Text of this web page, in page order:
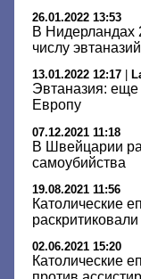
26.01.2022 13:53
В Нидерландах
числу эвтаназий
13.01.2022 12:17
Эвтаназия:
Европу
07.12.2021 11:18
В Швейцарии
самоубийства
19.08.2021 11:56
Католические
02.06.2021 15:20
Католические